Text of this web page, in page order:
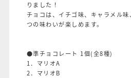
りました！
チョコは、イチゴ味、キャラメル
つの味わいが楽しめます。
●準チョコレート 1個(全8種)
1．マリオA
2．マリオB